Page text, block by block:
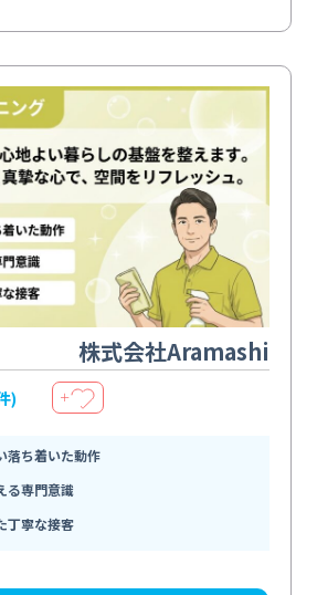
株式会社Aramashi
) ＋
落ち着いた動作
る専門意識
丁寧な接客